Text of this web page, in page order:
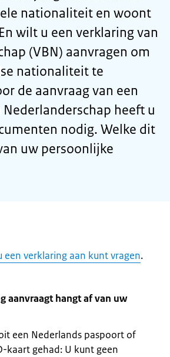
nationaliteit en woont
wilt u een verklaring van
(VBN) aanvragen om
nationaliteit te
de aanvraag van een
heeft u
nodig. Welke dit
uw persoonlijke
een verklaring aan kunt vragen.
aanvraagt hangt af van uw
een Nederlands paspoort of
kaart gehad: U kunt geen